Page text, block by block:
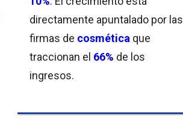
directamente apuntalado por las
firmas de cosmética que
traccionan el 66% de los
ingresos.